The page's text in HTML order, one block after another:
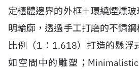
定櫃體邊界的外框＋環繞煙燻
明輪廓，透過手工打磨的不鏽
比例（1：1.618）打造的懸浮
如空間中的雕塑；